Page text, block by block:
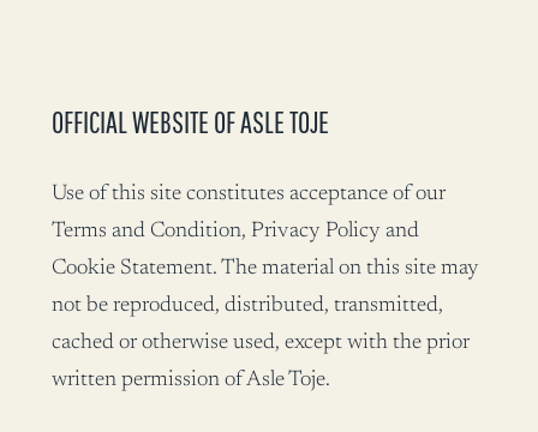
OFFICIAL WEBSITE OF ASLE TOJE
Use of this site constitutes acceptance of our
Terms and Condition, Privacy Policy and
Cookie Statement. The material on this site may
not be reproduced, distributed, transmitted,
cached or otherwise used, except with the prior
written permission of Asle Toje.